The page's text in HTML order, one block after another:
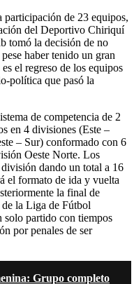
de 23 equipos,
del Deportivo Chiriquí
tomó la decisión de no
haber tenido un gran
el regreso de los equipos
política que pasó la
de competencia de 2
en 4 divisiones (Este –
– Sur) conformado con 6
Oeste Norte. Los
dando un total a 16
el formato de ida y vuelta
la final de
la Liga de Fútbol
solo partido con tiempos
por penales de ser
Grupo completo